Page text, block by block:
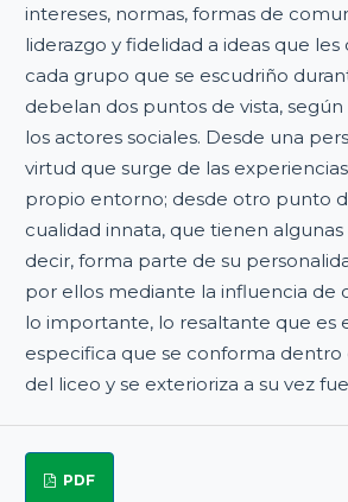
intereses, normas, formas de
liderazgo y fidelidad a ideas que les
cada grupo que se escudriño
debelan dos puntos de vista,
los actores sociales. Desde una
virtud que surge de las
propio entorno; desde otro punto
cualidad innata, que tienen algunas
decir, forma parte de su
por ellos mediante la influencia de
lo importante, lo resaltante que es
especifica que se conforma dentro
del liceo y se exterioriza a su vez
PDF